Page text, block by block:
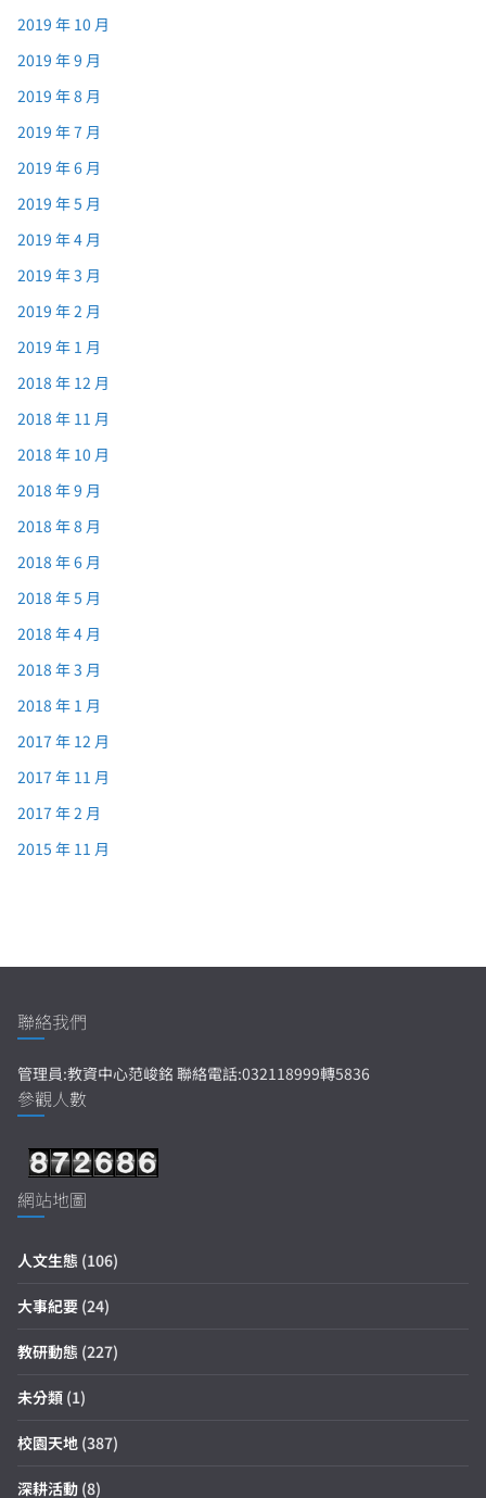
2019 年 10 月
2019 年 9 月
2019 年 8 月
2019 年 7 月
2019 年 6 月
2019 年 5 月
2019 年 4 月
2019 年 3 月
2019 年 2 月
2019 年 1 月
2018 年 12 月
2018 年 11 月
2018 年 10 月
2018 年 9 月
2018 年 8 月
2018 年 6 月
2018 年 5 月
2018 年 4 月
2018 年 3 月
2018 年 1 月
2017 年 12 月
2017 年 11 月
2017 年 2 月
2015 年 11 月
聯絡我們
管理員:教資中心范峻銘 聯絡電話:032118999轉5836
參觀人數
網站地圖
人文生態 (106)
大事紀要 (24)
教研動態 (227)
未分類 (1)
校園天地 (387)
深耕活動 (8)